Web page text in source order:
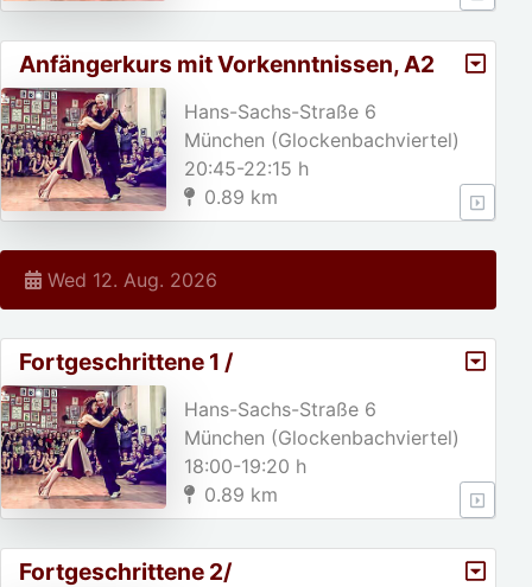
Anfängerkurs mit Vorkenntnissen, A2
Hans-Sachs-Straße 6
München (Glockenbachviertel)
20:45-22:15 h
0.89 km
Wed 12. Aug. 2026
Fortgeschrittene 1 /
Hans-Sachs-Straße 6
München (Glockenbachviertel)
18:00-19:20 h
0.89 km
Fortgeschrittene 2/